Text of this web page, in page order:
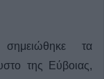
τα
της Εύβοιας,